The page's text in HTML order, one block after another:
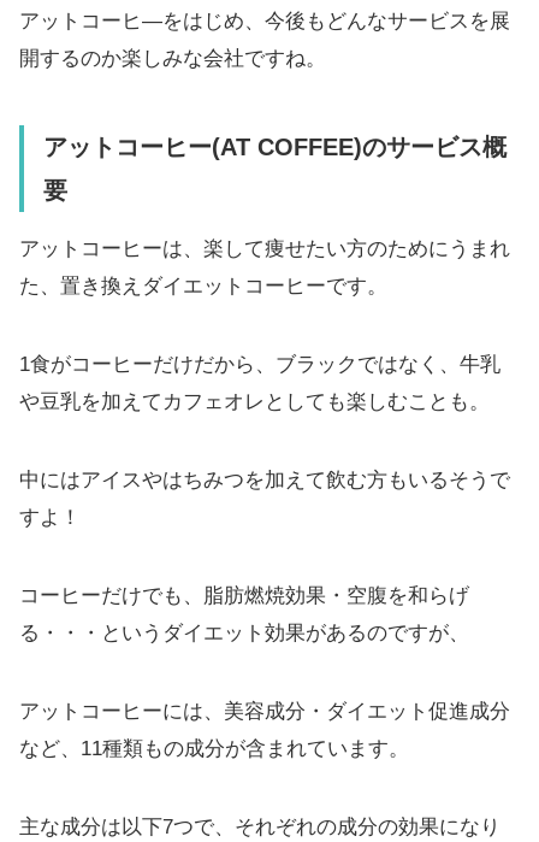
アットコーヒ―をはじめ、今後もどんなサービスを展
開するのか楽しみな会社ですね。
アットコーヒー(AT COFFEE)のサービス概
要
アットコーヒーは、楽して痩せたい方のためにうまれ
た、置き換えダイエットコーヒーです。
1食がコーヒーだけだから、ブラックではなく、牛乳
や豆乳を加えてカフェオレとしても楽しむことも。
中にはアイスやはちみつを加えて飲む方もいるそうで
すよ！
コーヒーだけでも、脂肪燃焼効果・空腹を和らげ
る・・・というダイエット効果があるのですが、
アットコーヒーには、美容成分・ダイエット促進成分
など、11種類もの成分が含まれています。
主な成分は以下7つで、それぞれの成分の効果になり